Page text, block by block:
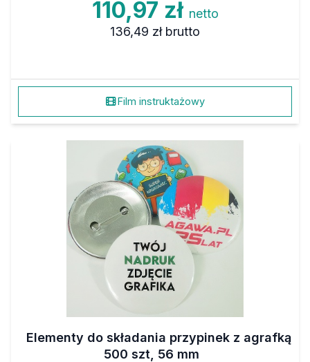
110,97 zł netto
136,49 zł brutto
Film instruktażowy
Elementy do składania przypinek z agrafką
500 szt, 56 mm